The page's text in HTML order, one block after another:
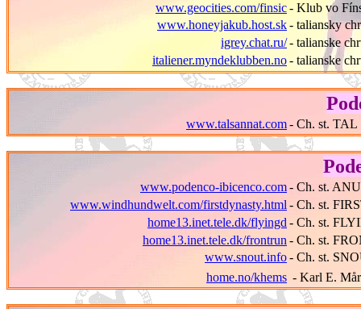
www.geocities.com/finsic- Klub vo Fí
www.honeyjakub.host.sk- taliansky
igrey.chat.ru/- talianske
italiener.myndeklubben.no- talianske
www.talsannat.com- Ch. st.
www.podenco-ibicenco.com- Ch. st.
www.windhundwelt.com/firstdynasty.html - Ch. st.
home13.inet.tele.dk/flyingd - Ch. st.
home13.inet.tele.dk/frontrun - Ch. st.
www.snout.info- Ch. st.
home.no/khems - Karl E.